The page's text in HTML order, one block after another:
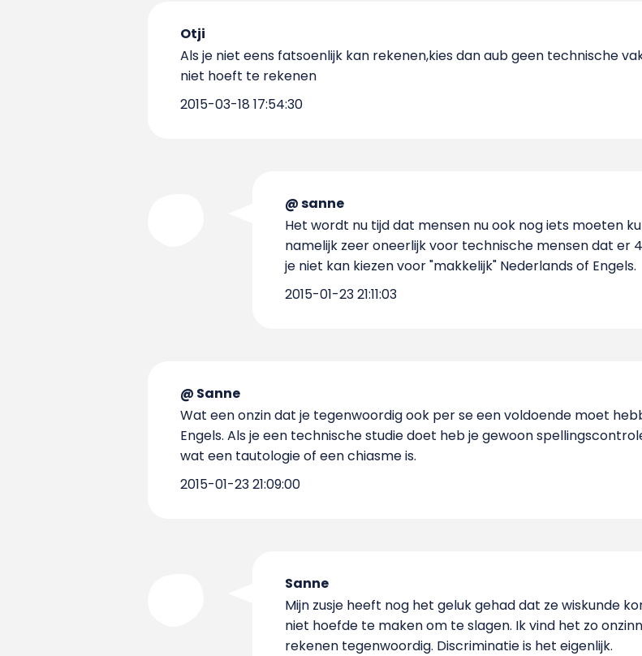
Otji
Als je niet eens fatsoenlijk kan rekenen,kies dan aub geen technische
niet hoeft te rekenen
2015-03-18 17:54:30
@ sanne
Het wordt nu tijd dat mensen nu ook nog iets moeten
namelijk zeer oneerlijk voor technische mensen dat er
je niet kan kiezen voor "makkelijk" Nederlands of Engels.
2015-01-23 21:11:03
@ Sanne
Wat een onzin dat je tegenwoordig ook per se een voldoende moet
Engels. Als je een technische studie doet heb je gewoon
wat een tautologie of een chiasme is.
2015-01-23 21:09:00
Sanne
Mijn zusje heeft nog het geluk gehad dat ze wiskunde
niet hoefde te maken om te slagen. Ik vind het zo
rekenen tegenwoordig. Discriminatie is het eigenlijk.